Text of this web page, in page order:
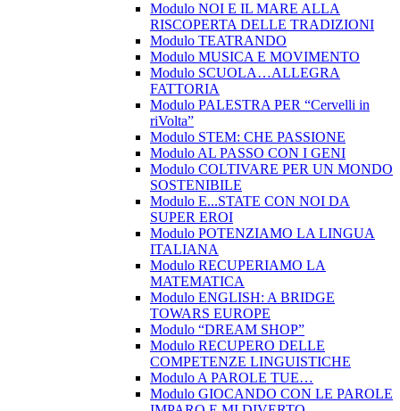
Modulo NOI E IL MARE ALLA
RISCOPERTA DELLE TRADIZIONI
Modulo TEATRANDO
Modulo MUSICA E MOVIMENTO
Modulo SCUOLA…ALLEGRA
FATTORIA
Modulo PALESTRA PER “Cervelli in
riVolta”
Modulo STEM: CHE PASSIONE
Modulo AL PASSO CON I GENI
Modulo COLTIVARE PER UN MONDO
SOSTENIBILE
Modulo E...STATE CON NOI DA
SUPER EROI
Modulo POTENZIAMO LA LINGUA
ITALIANA
Modulo RECUPERIAMO LA
MATEMATICA
Modulo ENGLISH: A BRIDGE
TOWARS EUROPE
Modulo “DREAM SHOP”
Modulo RECUPERO DELLE
COMPETENZE LINGUISTICHE
Modulo A PAROLE TUE…
Modulo GIOCANDO CON LE PAROLE